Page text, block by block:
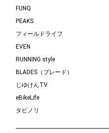
FUNQ
PEAKS
フィールドライフ
EVEN
RUNNING style
BLADES（ブレード）
じゆけんTV
eBikeLife
タビノリ